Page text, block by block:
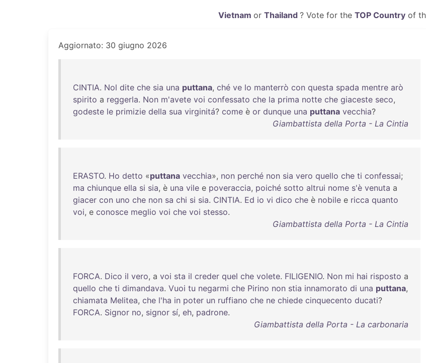
Vietnam or Thailand ? Vote for the TOP Countryof
Aggiornato: 30 giugno 2026
CINTIA. Nol dite che sia una puttana, ché ve lo manterrò con questa spada mentre arò
spirito a reggerla. Non m'avete voi confessato che la prima notte che giaceste seco,
godeste le primizie della sua virginitá? come è or dunque una puttana vecchia?
Giambattista della Porta - La Cintia
ERASTO. Ho detto «puttana vecchia», non perché non sia vero quello che ti confessai;
ma chiunque ella si sia, è una vile e poveraccia, poiché sotto altrui nome s'è venuta a
giacer con uno che non sa chi si sia. CINTIA. Ed io vi dico che è nobile e ricca quanto
voi, e conosce meglio voi che voi stesso.
Giambattista della Porta - La Cintia
FORCA. Dico il vero, a voi sta il creder quel che volete. FILIGENIO. Non mi hai risposto a
quello che ti dimandava. Vuoi tu negarmi che Pirino non stia innamorato di una puttana,
chiamata Melitea, che l'ha in poter un ruffiano che ne chiede cinquecento ducati?
FORCA. Signor no, signor sí, eh, padrone.
Giambattista della Porta - La carbonaria